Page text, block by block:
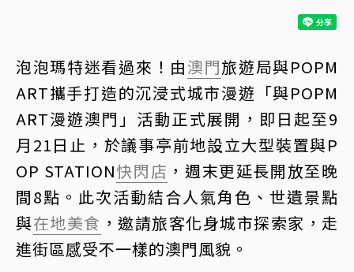
泡泡瑪特迷看過來！由澳門旅遊局與POPM
ART攜手打造的沉浸式城市漫遊「與POPM
ART漫遊澳門」活動正式展開，即日起至9
月21日止，於議事亭前地設立大型裝置與P
OP STATION快閃店 ，週末更延長開放至晚
間8點。此次活動結合人氣角色、世遺景點
與在地美食 ，邀請旅客化身城市探索家，走
進街區感受不一樣的澳門風貌。